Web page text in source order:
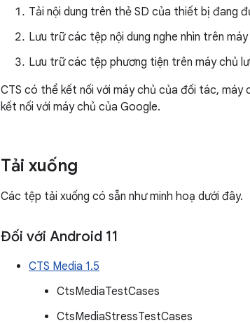
Tải nội dung trên thẻ SD của thiết bị đang
Lưu trữ các tệp nội dung nghe nhìn trên
Lưu trữ các tệp phương tiện trên máy chủ
CTS có thể kết nối với máy chủ của đối tác,
kết nối với máy chủ của Google.
Tải xuống
Các tệp tải xuống có sẵn như minh hoạ dưới đây.
Đối với Android 11
CTS Media 1.5
CtsMediaTestCases
CtsMediaStressTestCases